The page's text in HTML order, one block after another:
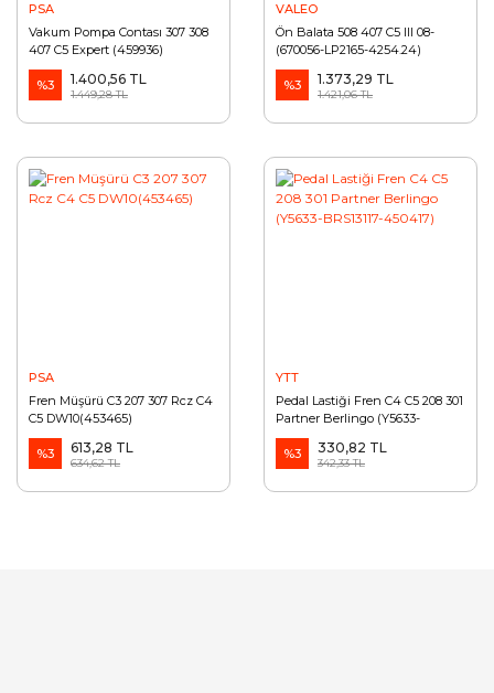
PSA
Vakum Pompa Contası 307 308
407 C5 Expert (459936)
%3 1.400,56 TL
1.449,28 TL
VALEO
Ön Balata 508 407 C5 III 08-
(670056-LP2165-4254.24)
%3 1.373,29 TL
1.421,06 TL
PSA
Fren Müşürü C3 207 307 Rcz C4
C5 DW10(453465)
%3 613,28 TL
634,62 TL
YTT
Pedal Lastiği Fren C4 C5 208 301
Partner Berlingo (Y5633-
BRS13117-450417)
%3
330,82 TL
342,33 TL